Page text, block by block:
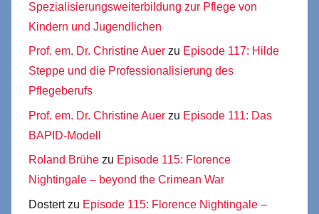
Spezialisierungsweiterbildung zur Pflege von
Kindern und Jugendlichen
Prof. em. Dr. Christine Auer zu Episode 117: Hilde
Steppe und die Professionalisierung des
Pflegeberufs
Prof. em. Dr. Christine Auer zu Episode 111: Das
BAPID-Modell
Roland Brühe zu Episode 115: Florence
Nightingale – beyond the Crimean War
Dostertzu Episode 115: Florence Nightingale –